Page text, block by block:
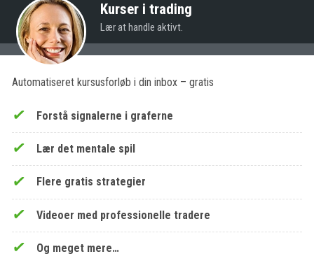
Kurser i trading
Lær at handle aktivt.
Automatiseret kursusforløb i din inbox – gratis
Forstå signalerne i graferne
Lær det mentale spil
Flere gratis strategier
Videoer med professionelle tradere
Og meget mere…